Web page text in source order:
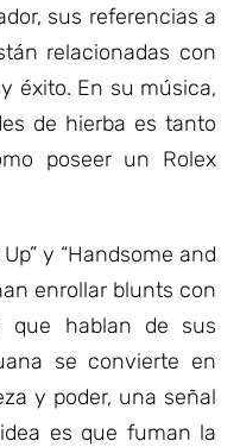
sus referencias a
relacionadas con
éxito. En su música,
de hierba es tanto
poseer un Rolex
y “Handsome and
enrollar blunts con
que hablan de sus
se convierte en
y poder, una señal
es que fuman la